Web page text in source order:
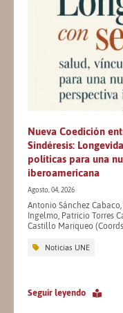
Nueva Coedición
Sindéresis:
políticas para una
iberoamericana
Agosto, 04, 2026
Antonio Sánchez
Ingelmo, Patricio Torres
Castillo Mariqueo
Noticias UNE
Seguir leyendo